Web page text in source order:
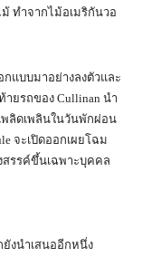
ทำจากไม้อเมริกันวอ
แบบมาอย่างลงตัวและ
ยรถของ Cullinan นำ
พลิดเพลินในวันพักผ่อน
จะเปิดออกเผยโฉม
รรค์ขึ้นเฉพาะบุคคล
ยังนำเสนออีกหนึ่ง